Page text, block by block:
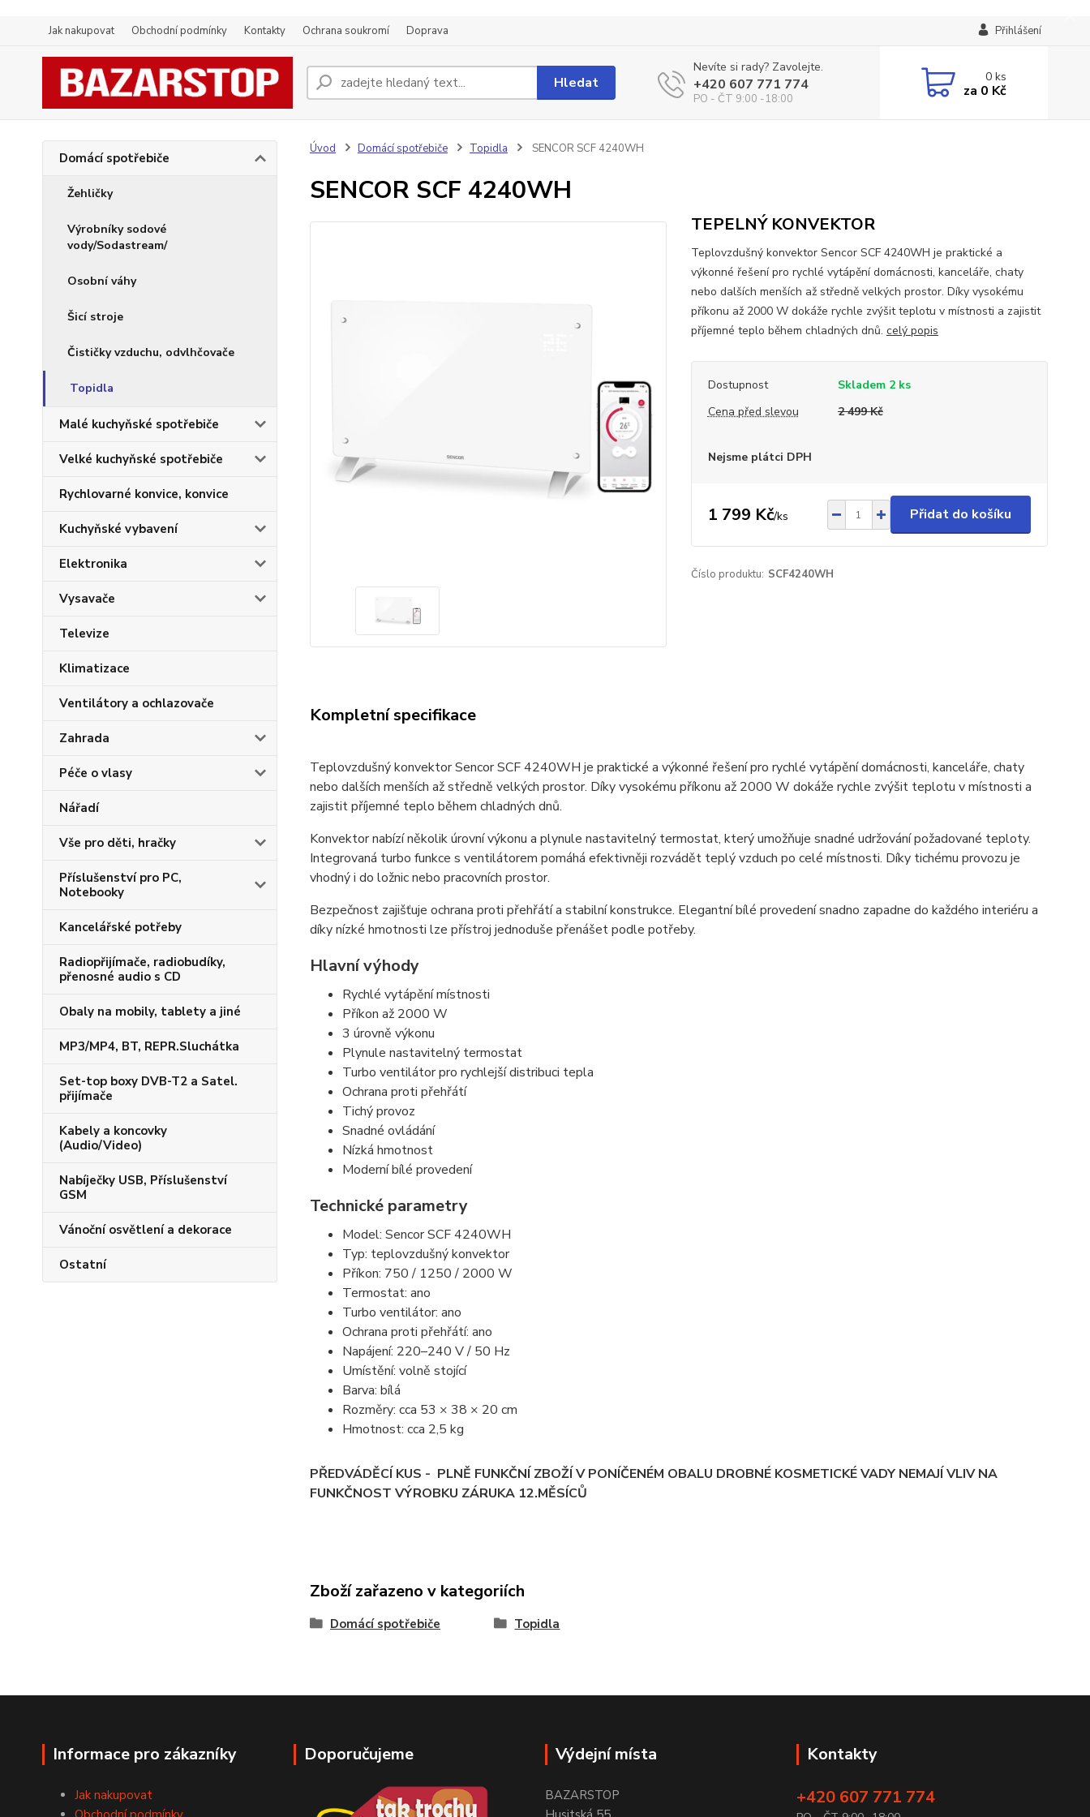
Jak nakupovat Obchodní podmínky Kontakty Ochrana soukromí Doprava Přihlášení
Hledat
Nevíte si rady? Zavolejte.
+420 607 771 774
PO - ČT 9:00 -18:00
0ks
za 0 Kč
Domácí spotřebiče
Žehličky
Výrobníky sodové
vody/Sodastream/
Osobní váhy
Šicí stroje
Čističky vzduchu, odvlhčovače
Topidla
Malé kuchyňské spotřebiče
Velké kuchyňské spotřebiče
Rychlovarné konvice, konvice
Kuchyňské vybavení
Elektronika
Vysavače
Televize
Klimatizace
Ventilátory a ochlazovače
Zahrada
Péče o vlasy
Nářadí
Vše pro děti, hračky
Příslušenství pro PC,
Notebooky
Kancelářské potřeby
Radiopřijímače, radiobudíky,
přenosné audio s CD
Obaly na mobily, tablety a jiné
MP3/MP4, BT, REPR.Sluchátka
Set-top boxy DVB-T2 a Satel.
přijímače
Kabely a koncovky
(Audio/Video)
Nabíječky USB, Příslušenství
GSM
Vánoční osvětlení a dekorace
Ostatní
Úvod Domácí spotřebiče Topidla SENCOR SCF 4240WH
SENCOR SCF 4240WH
TEPELNÝ KONVEKTOR
Teplovzdušný konvektor Sencor SCF 4240WH je praktické a
výkonné řešení pro rychlé vytápění domácnosti, kanceláře, chaty
nebo dalších menších až středně velkých prostor. Díky vysokému
příkonu až 2000 W dokáže rychle zvýšit teplotu v místnosti a zajistit
příjemné teplo během chladných dnů. celý popis
Dostupnost
Skladem 2 ks
Cena před slevou
2 499 Kč
Nejsme plátci DPH
1 799 Kč/ks Přidat do košíku
Číslo produktu: SCF4240WH
Kompletní specifikace
Teplovzdušný konvektor Sencor SCF 4240WH je praktické a výkonné řešení pro rychlé vytápění domácnosti, kanceláře, chaty
nebo dalších menších až středně velkých prostor. Díky vysokému příkonu až 2000 W dokáže rychle zvýšit teplotu v místnosti a
zajistit příjemné teplo během chladných dnů.
Konvektor nabízí několik úrovní výkonu a plynule nastavitelný termostat, který umožňuje snadné udržování požadované teploty.
Integrovaná turbo funkce s ventilátorem pomáhá efektivněji rozvádět teplý vzduch po celé místnosti. Díky tichému provozu je
vhodný i do ložnic nebo pracovních prostor.
Bezpečnost zajišťuje ochrana proti přehřátí a stabilní konstrukce. Elegantní bílé provedení snadno zapadne do každého interiéru a
díky nízké hmotnosti lze přístroj jednoduše přenášet podle potřeby.
Hlavní výhody
Rychlé vytápění místnosti
Příkon až 2000 W
3 úrovně výkonu
Plynule nastavitelný termostat
Turbo ventilátor pro rychlejší distribuci tepla
Ochrana proti přehřátí
Tichý provoz
Snadné ovládání
Nízká hmotnost
Moderní bílé provedení
Technické parametry
Model: Sencor SCF 4240WH
Typ: teplovzdušný konvektor
Příkon: 750 / 1250 / 2000 W
Termostat: ano
Turbo ventilátor: ano
Ochrana proti přehřátí: ano
Napájení: 220–240 V / 50 Hz
Umístění: volně stojící
Barva: bílá
Rozměry: cca 53 × 38 × 20 cm
Hmotnost: cca 2,5 kg
PŘEDVÁDĚCÍ KUS - PLNĚ FUNKČNÍ ZBOŽÍ V PONÍČENÉM OBALU DROBNÉ KOSMETICKÉ VADY NEMAJÍ VLIV NA
FUNKČNOST VÝROBKU ZÁRUKA 12.MĚSÍCŮ
Zboží zařazeno v kategoriích
Domácí spotřebiče Topidla
Informace pro zákazníky
Jak nakupovat
Doporučujeme Výdejní místa
BAZARSTOP
Kontakty
+420 607 771 774